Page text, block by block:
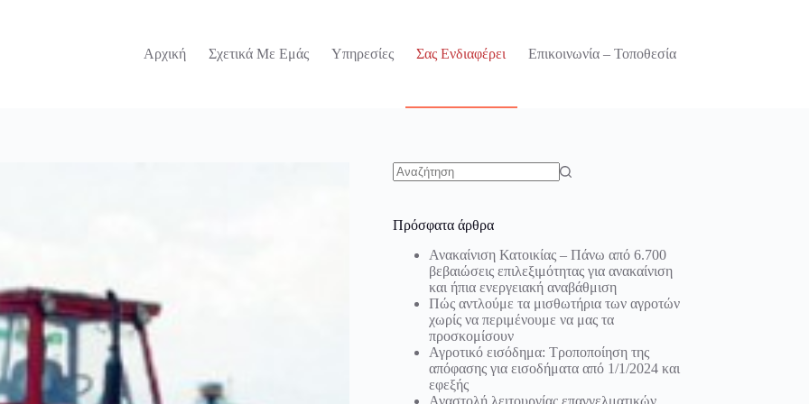
Αρχική
Σχετικά Με Εμάς Υπηρεσίες Σας Ενδιαφέρει Επικοινωνία – Τοποθεσία
Πρόσφατα άρθρα
Ανακαίνιση Κατοικίας – Πάνω από 6.700
βεβαιώσεις επιλεξιμότητας για ανακαίνιση
και ήπια ενεργειακή αναβάθμιση
Πώς αντλούμε τα μισθωτήρια των αγροτών
χωρίς να περιμένουμε να μας τα
προσκομίσουν
Αγροτικό εισόδημα: Τροποποίηση της
απόφασης για εισοδήματα από 1/1/2024 και
εφεξής
Αναστολή λειτουργίας επαγγελματικών